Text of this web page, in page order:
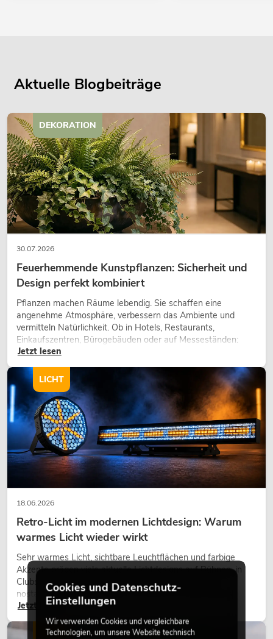
Aktuelle Blogbeiträge
30.07.2026
Feuerhemmende Kunstpflanzen: Sicherheit und
Design perfekt kombiniert
Pflanzen machen Räume lebendig. Sie schaffen eine
angenehme Atmosphäre, verbessern das Ambiente und
vermitteln Natürlichkeit. Ob in Hotels, Restaurants,
Einkaufszentren, Bürogebäuden oder auf Messeständen:
eine hochwertige Begrünung gehört heute längst zum
Jetzt lesen
DEKORATION
18.06.2026
Retro-Licht im modernen Lichtdesign: Warum
warmes Licht wieder wirkt
Sehr warmes Licht, sichtbare Leuchtflächen und farbige
Akzente prägen viele aktuelle Lichtdesigns auf Bühnen, in
Clubs und bei Events. Retro-Licht ist dabei kein rein
nostalgischer Effekt, sondern ein bewusst eingesetztes
Gestaltungsmittel: Es schafft Atmosphäre, gibt Szenen
Charakter und kann technische LED-Setups emotionaler
wirken lassen.
Jetzt lesen
LICHT
LICHT
Cookies und Datenschutz-
Einstellungen
Wir verwenden Cookies und vergleichbare
Technologien, um unsere Website technisch